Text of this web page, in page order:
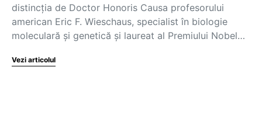
distincția de Doctor Honoris Causa profesorului
american Eric F. Wieschaus, specialist în biologie
moleculară și genetică și laureat al Premiului Nobel…
Vezi articolul